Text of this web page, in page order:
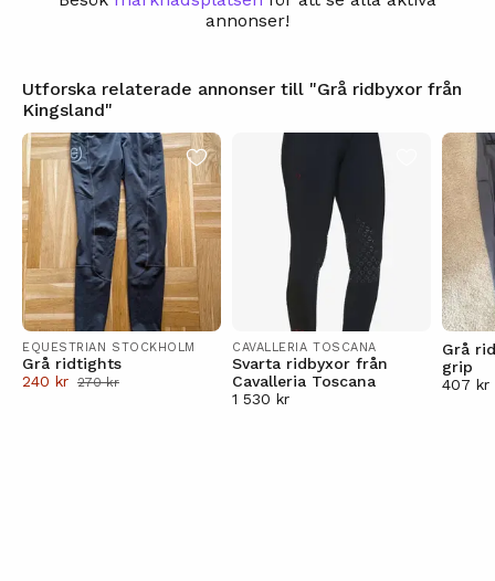
annonser!
Utforska relaterade annonser till "Grå ridbyxor från
Kingsland"
EQUESTRIAN STOCKHOLM
Grå ridtights
240 kr 270 kr
CAVALLERIA TOSCANA
Svarta ridbyxor från
Cavalleria Toscana
1 530 kr
Grå
grip
407 kr